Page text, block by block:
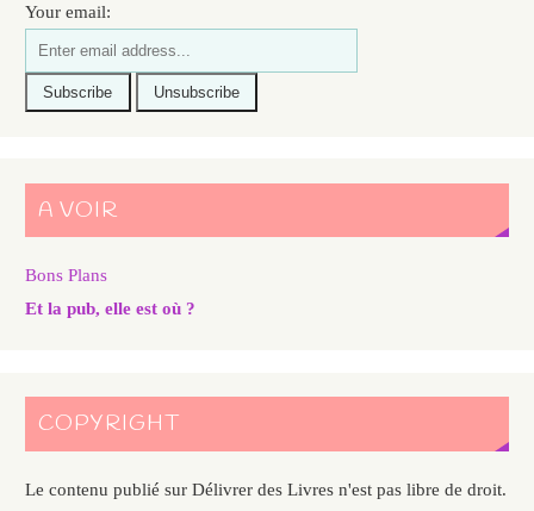
Your email:
A VOIR
Bons Plans
Et la pub, elle est où ?
COPYRIGHT
Le contenu publié sur Délivrer des Livres n'est pas libre de droit.